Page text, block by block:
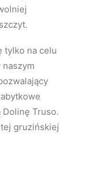
tylko na celu
Truso.
gruzińskiej